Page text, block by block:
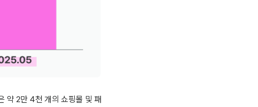
약 2만 4천 개의 쇼핑몰 및 패